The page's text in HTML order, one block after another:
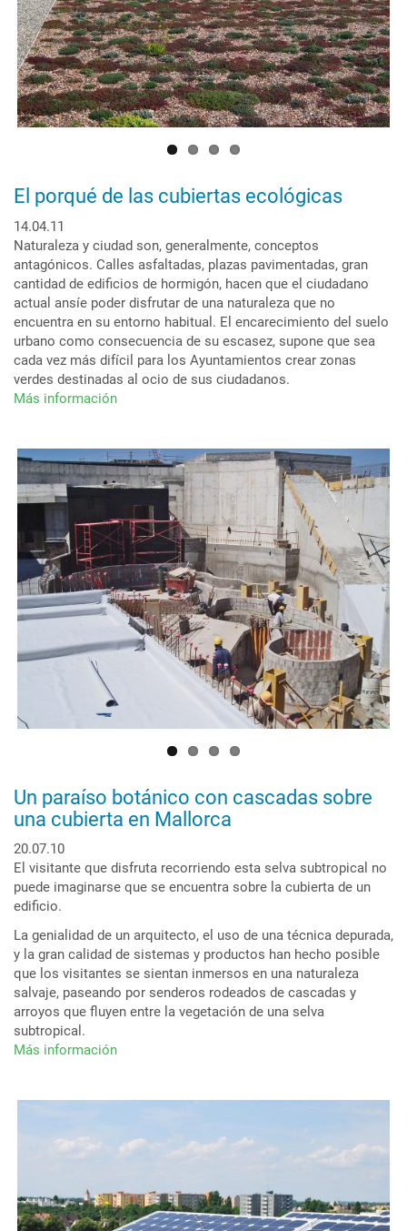
El porqué de las cubiertas ecológicas
14.04.11
Naturaleza y ciudad son, generalmente, conceptos
antagónicos. Calles asfaltadas, plazas pavimentadas, gran
cantidad de edificios de hormigón, hacen que el ciudadano
actual ansíe poder disfrutar de una naturaleza que no
encuentra en su entorno habitual. El encarecimiento del suelo
urbano como consecuencia de su escasez, supone que sea
cada vez más difícil para los Ayuntamientos crear zonas
verdes destinadas al ocio de sus ciudadanos.
Más información
de
las
cubiertas
ecológicas
Un paraíso botánico con cascadas sobre
una cubierta en Mallorca
20.07.10
El visitante que disfruta recorriendo esta selva subtropical no
puede imaginarse que se encuentra sobre la cubierta de un
edificio.
La genialidad de un arquitecto, el uso de una técnica depurada,
y la gran calidad de sistemas y productos han hecho posible
que los visitantes se sientan inmersos en una naturaleza
salvaje, paseando por senderos rodeados de cascadas y
arroyos que fluyen entre la vegetación de una selva
subtropical.
Más información
cascadas
cubierta
en